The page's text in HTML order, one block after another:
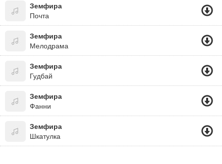
Земфира
Почта
Земфира
Мелодрама
Земфира
Гудбай
Земфира
Фанни
Земфира
Шкатулка